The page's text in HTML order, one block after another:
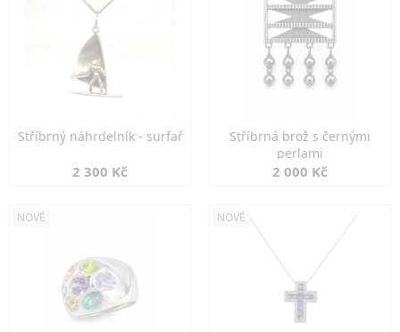
Stříbrný náhrdelník - surfař
2 300 Kč
Stříbrná brož s černými
perlami
2 000 Kč
NOVÉ NOVÉ